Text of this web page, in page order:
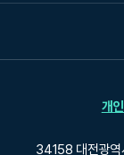
개
34158 대전광역